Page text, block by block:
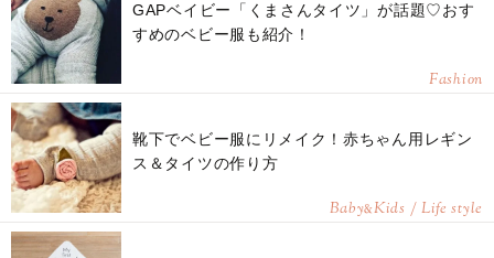
GAPベイビー「くまさんタイツ」が話題♡おす
すめのベビー服も紹介！
Fashion
靴下でベビー服にリメイク！赤ちゃん用レギン
ス＆タイツの作り方
Baby&Kids / Life style